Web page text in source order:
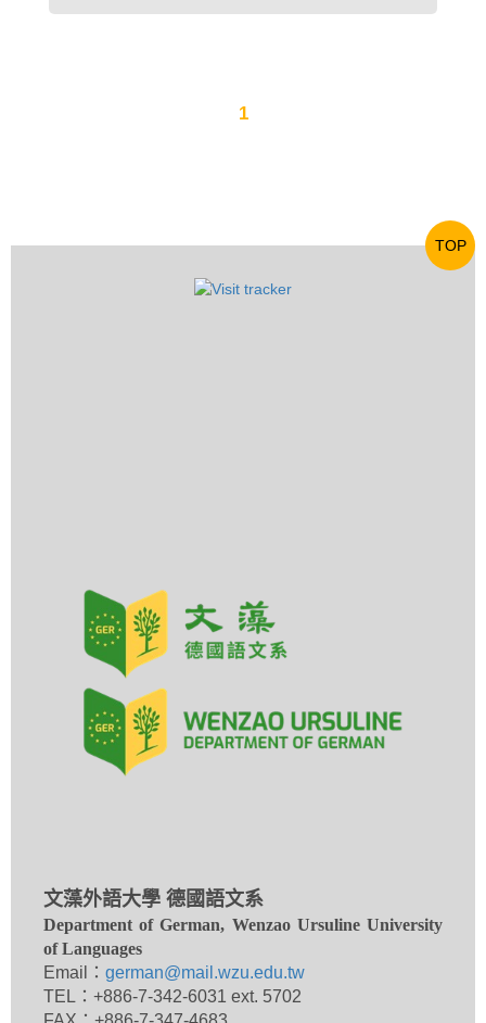
1
文藻外語大學 德國語文系
Department of German, Wenzao Ursuline University
of Languages
Email： german@mail.wzu.edu.tw
TEL：+886-7-342-6031 ext. 5702
TOP